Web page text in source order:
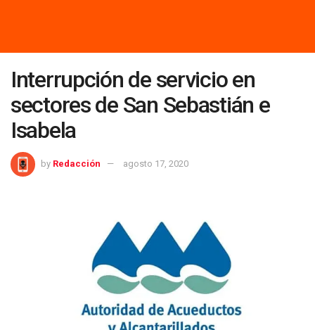
Interrupción de servicio en
sectores de San Sebastián e
Isabela
by Redacción agosto 17, 2020